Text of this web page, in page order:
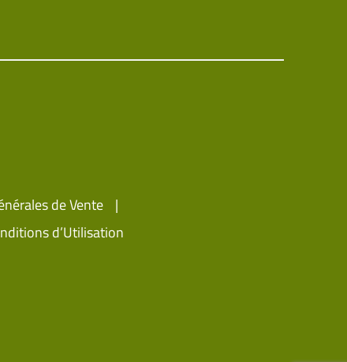
de Vente
d’Utilisation